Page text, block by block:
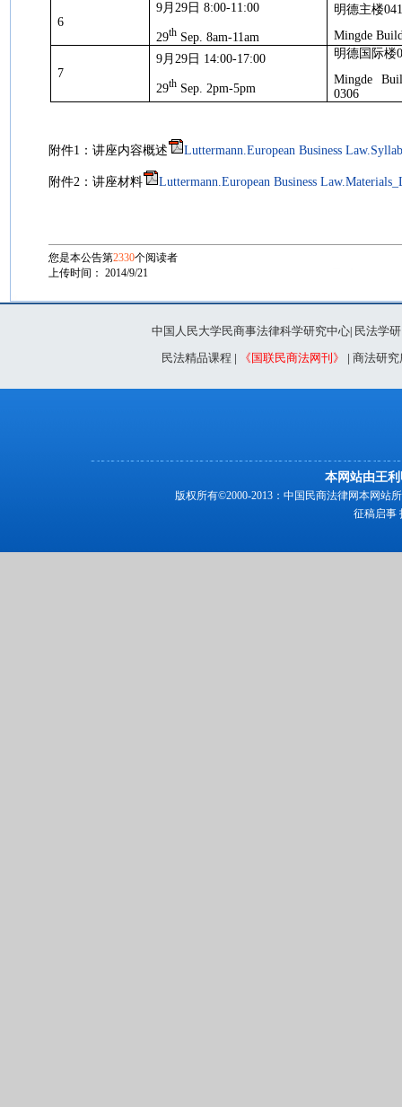
6
9月 29日 8:00-11:00
29thSep. 8am-11am
明德主楼
Mingde
7
9月 29日 14:00-17:00
29thSep. 2pm-5pm
明德国际楼
Mingde
0306
附件1 ：讲座内容概述 Luttermann.European Business
附件2：讲座材料 Luttermann.European Business
您是本公告第2330个阅读者
上传时间： 2014/9/21
中国人民大学民商事法律科学研究中心| 民法学
民法精品课程 | 《国联民商法网刊》 | 商法研究
本网站由王
版权所有©2000-2013：中国民商法律网本网站
征稿启事